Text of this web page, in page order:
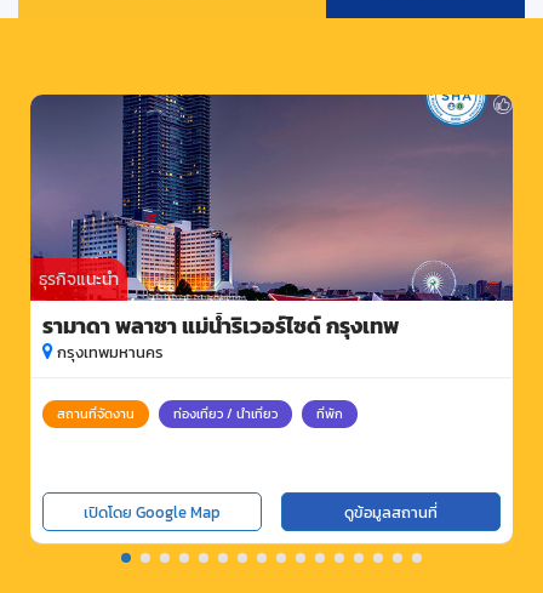
ธุรกิจแนะนำ
รามาดา พลาซา แม่น้ำริเวอร์ไซด์ กรุงเทพ
กรุงเทพมหานคร
สถานที่จัดงาน ท่องเที่ยว / นำเที่ยว ที่พัก
เปิดโดย Google Map ดูข้อมูลสถานที่